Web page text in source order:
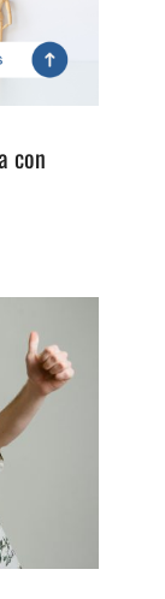
con